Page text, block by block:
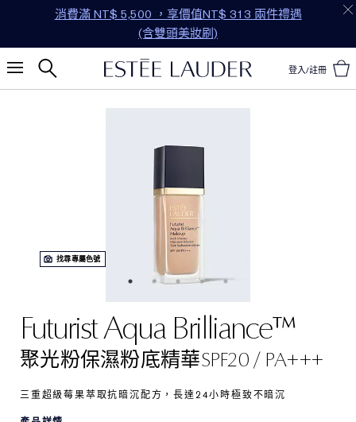
消費滿 NT$ 5,500 ，享價值NT$ 313 兩件禮遇
(含雙頭美妝刷)
登入/註冊
找尋專屬色號
Futurist Aqua Brilliance™
聚光粉保濕粉底精華SPF20 / PA+++
三重超級莓果萃取抗暗沉配方，長達24小時極致不暗沉